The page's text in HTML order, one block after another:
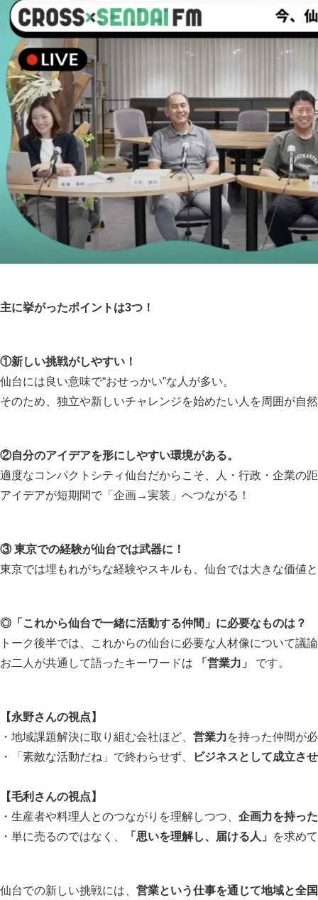
主に挙がったポイントは3つ！
①新しい挑戦がしやすい！
仙台には良い意味で“おせっかい”な人が多い。
そのため、独立や新しいチャレンジを始めたい人を周囲が自
②自分のアイデアを形にしやすい環境がある。
適度なコンパクトシティ仙台だからこそ、人・行政・企業の
アイデアが短期間で「企画→実装」へつながる！
③ 東京での経験が仙台では武器に！
東京では埋もれがちな経験やスキルも、仙台では大きな価値
◎「これから仙台で一緒に活動する仲間」に必要なものは？
トーク後半では、これからの仙台に必要な人材像について議
お二人が共通して語ったキーワードは
「営業力」 です。
【永野さんの視点】
・地域課題解決に取り組む会社ほど、 営業力を持った仲間が
・「素敵な活動だね」で終わらせず、
ビジネスとして成立さ
【毛利さんの視点】
・生産者や料理人とのつながりを理解しつつ、 企画力を持っ
・単に売るのではなく、
「思いを理解し、届ける人」 を求め
仙台での新しい挑戦には、 営業という仕事を通じて地域と全